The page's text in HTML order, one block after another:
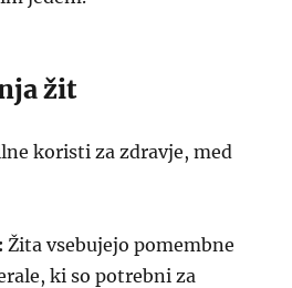
žit
koristi za zdravje, med
Žita vsebujejo pomembne
ki so potrebni za